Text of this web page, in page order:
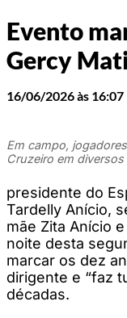
Evento
Gercy
16/06/2026 às 16:07
Em campo,
Cruzeiro em
presidente do
Tardelly Anício,
mãe Zita Anício
noite desta
marcar os dez
dirigente e “faz
décadas.